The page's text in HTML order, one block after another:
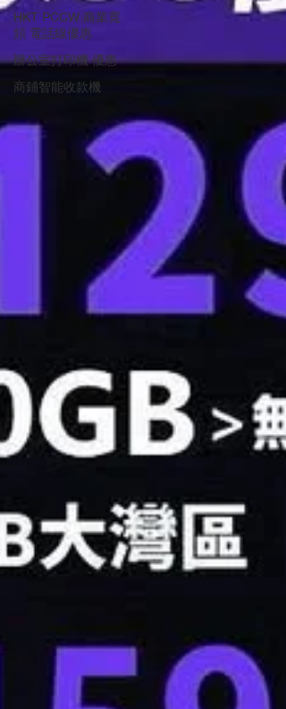
HKT PCCW 商業寬
頻 電話線優惠
辦公室打印機 優惠
商鋪智能收款機